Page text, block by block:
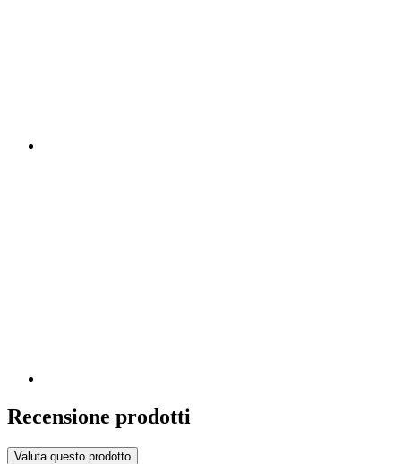
Recensione prodotti
Valuta questo prodotto